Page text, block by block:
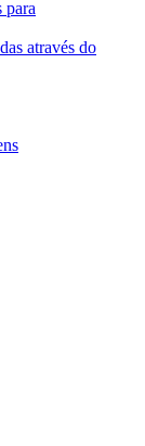
para
através do